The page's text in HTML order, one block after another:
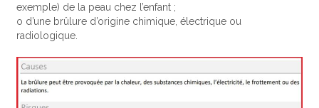
exemple) de la peau chez l’enfant ;
o d’une brûlure d’origine chimique, électrique ou
radiologique.